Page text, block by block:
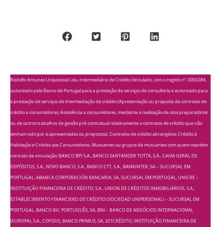
Rodolfo Antunes Unipessoal Lda, Intermediário de Crédito Vinculado, com o registo nº. 0003284,
autorizado pelo Banco de Portugal para a prestação de serviços de consultoria e autorizado para
a prestação de serviços de intermediação de crédito (Apresentação ou proposta de contratos de
crédito a consumidores; Assistência a consumidores, mediante a realização de atos preparatórios
ou de outros trabalhos de gestão pré-contratual relativamente a contratos de crédito que não
tenham sido por si apresentados ou propostos). Contratos de crédito abrangidos: Crédito à
Habitação e Crédito aos Consumidores. Mutuantes ou grupos de mutuantes com quem mantém
contrato de vinculação: BANCO BPI S.A., BANCO SANTANDER TOTTA, S.A., CAIXA GERAL DE
DEPÓSITOS, S.A., NOVO BANCO, S.A., BANCO CTT, S.A., BANKINTER, SA – SUCURSAL EM
PORTUGAL, ABANCA CORPORACIÓN BANCARIA, SA, SUCURSAL EM PORTUGAL, UNICRE –
INSTITUIÇÃO FINANCEIRA DE CRÉDITO, S.A., UNION DE CRÉDITOS INMOBILIÁRIOS, S.A.,
ESTABLECIMIENTO FINANCIERO DE CRÉDITO (SOCIEDAD UNIPERSONAL) – SUCURSAL EM
PORTUGAL, BANCO BIC PORTUGUÊS, SA, BNI – BANCO DE NEGÓCIOS INTERNACIONAL
(EUROPA), S.A., COFIDIS, BANCO PRIMUS, SA, 321CRÉDITO, INSTITUIÇÃO FINANCEIRA DE